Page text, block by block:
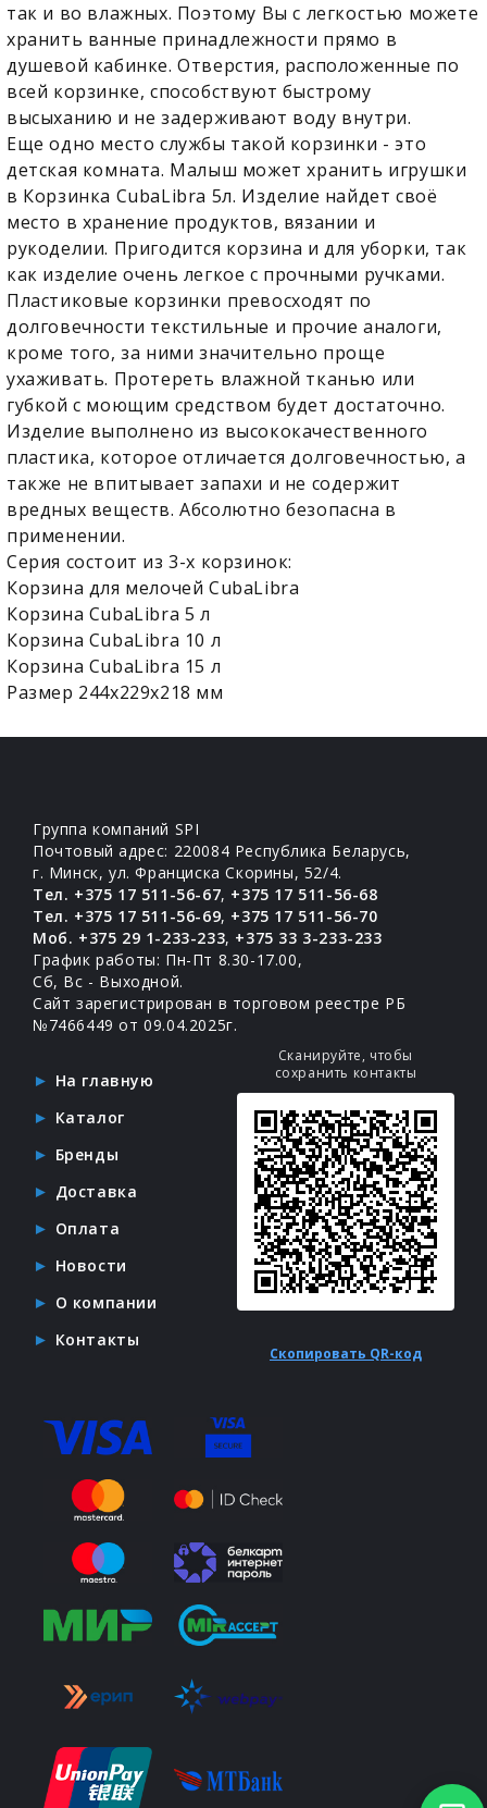
так и во влажных. Поэтому Вы с легкостью можете
хранить ванные принадлежности прямо в
душевой кабинке. Отверстия, расположенные по
всей корзинке, способствуют быстрому
высыханию и не задерживают воду внутри.
Еще одно место службы такой корзинки - это
детская комната. Малыш может хранить игрушки
в Корзинка CubaLibra 5л. Изделие найдет своё
место в хранение продуктов, вязании и
рукоделии. Пригодится корзина и для уборки, так
как изделие очень легкое с прочными ручками.
Пластиковые корзинки превосходят по
долговечности текстильные и прочие аналоги,
кроме того, за ними значительно проще
ухаживать. Протереть влажной тканью или
губкой с моющим средством будет достаточно.
Изделие выполнено из высококачественного
пластика, которое отличается долговечностью, а
также не впитывает запахи и не содержит
вредных веществ. Абсолютно безопасна в
применении.
Серия состоит из 3-х корзинок:
Корзина для мелочей CubaLibra
Корзина CubaLibra 5 л
Корзина CubaLibra 10 л
Корзина CubaLibra 15 л
Размер 244х229х218 мм
Группа компаний SPI
Почтовый адрес: 220084 Республика Беларусь,
г. Минск, ул. Франциска Скорины, 52/4.
Тел. +375 17 511-56-67, +375 17 511-56-68
Тел. +375 17 511-56-69, +375 17 511-56-70
Моб. +375 29 1-233-233, +375 33 3-233-233
График работы: Пн-Пт 8.30-17.00,
Сб, Вс - Выходной.
Сайт зарегистрирован в торговом реестре РБ
№7466449 от 09.04.2025г.
На главную
Каталог
Бренды
Доставка
Оплата
Новости
О компании
Контакты
Сканируйте, чтобы
сохранить контакты
Скопировать QR-код